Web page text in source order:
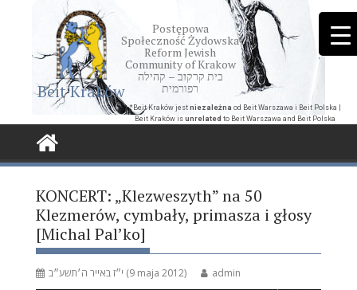
Beit Kraków
Postępowa
Społeczność Żydowska
Reform Jewish
Community of Krakow
בית קרקוב – קהילה
רפורמית
*Beit Kraków jest niezależna od Beit Warszawa i Beit Polska |
Beit Kraków is unrelated to Beit Warszawa and Beit Polska
KONCERT: „Klezweszyth” na 50
Klezmerów, cymbały, primasza i głosy
[Michal Pal’ko]
י״ז באייר ה׳תשע״ב (9 maja 2012) admin